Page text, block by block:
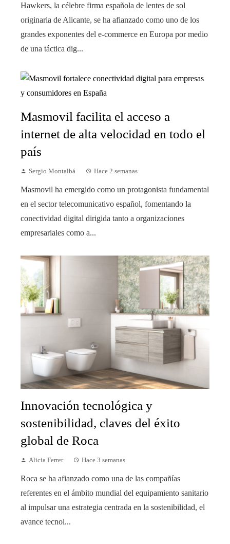
Hawkers, la célebre firma española de lentes de sol
originaria de Alicante, se ha afianzado como uno de los
grandes exponentes del e-commerce en Europa por medio
de una táctica dig...
Masmovil facilita el acceso a
internet de alta velocidad en todo el
país
Sergio Montalbá Hace 2 semanas
Masmovil ha emergido como un protagonista fundamental
en el sector telecomunicativo español, fomentando la
conectividad digital dirigida tanto a organizaciones
empresariales como a...
Innovación tecnológica y
sostenibilidad, claves del éxito
global de Roca
Alicia Ferrer Hace 3 semanas
Roca se ha afianzado como una de las compañías
referentes en el ámbito mundial del equipamiento sanitario
al impulsar una estrategia centrada en la sostenibilidad, el
avance tecnol...